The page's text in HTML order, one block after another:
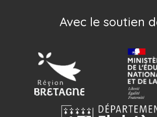
Avec le soutien